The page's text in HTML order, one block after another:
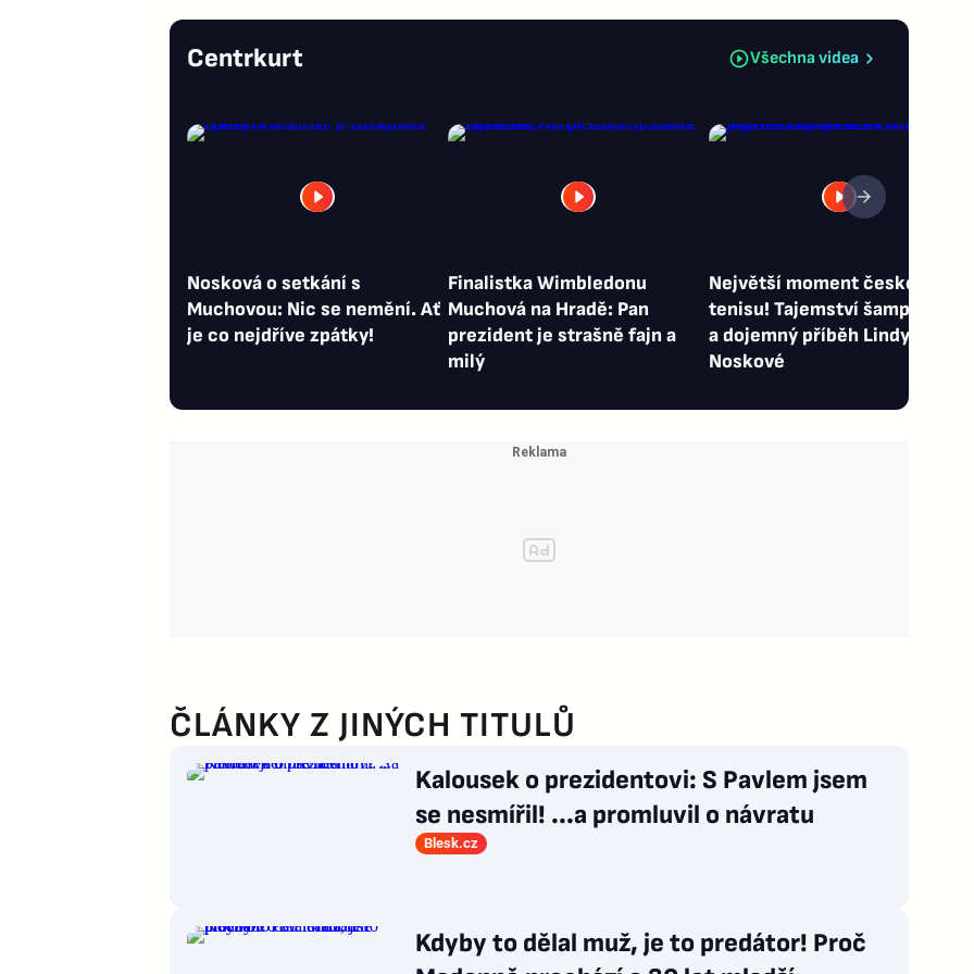
Centrkurt Všechna videa
Nosková o setkání s
Muchovou: Nic se nemění. Ať
je co nejdříve zpátky!
Finalistka Wimbledonu
Muchová na Hradě: Pan
prezident je strašně fajn a
milý
Největší moment českého
tenisu! Tajemství šampionek
a dojemný příběh Lindy
Noskové
ČLÁNKY Z JINÝCH TITULŮ
Kalousek o prezidentovi: S Pavlem jsem
se nesmířil! ...a promluvil o návratu
Blesk.cz
Kdyby to dělal muž, je to predátor! Proč